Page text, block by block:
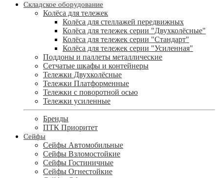
Складское оборудование
Колёса для тележек
Колёса для стеллажей передвижных
Колёса для тележек серии "Двухколёсные"
Колёса для тележек серии "Стандарт"
Колёса для тележек серии "Усиленная"
Поддоны и паллеты металлические
Сетчатые шкафы и контейнеры
Тележки Двухколёсные
Тележки Платформенные
Тележки с поворотной осью
Тележки усиленные
Бренды
ПТК Приоритет
Сейфы
Сейфы Автомобильные
Сейфы Взломостойкие
Сейфы Гостиничные
Сейфы Огнестойкие